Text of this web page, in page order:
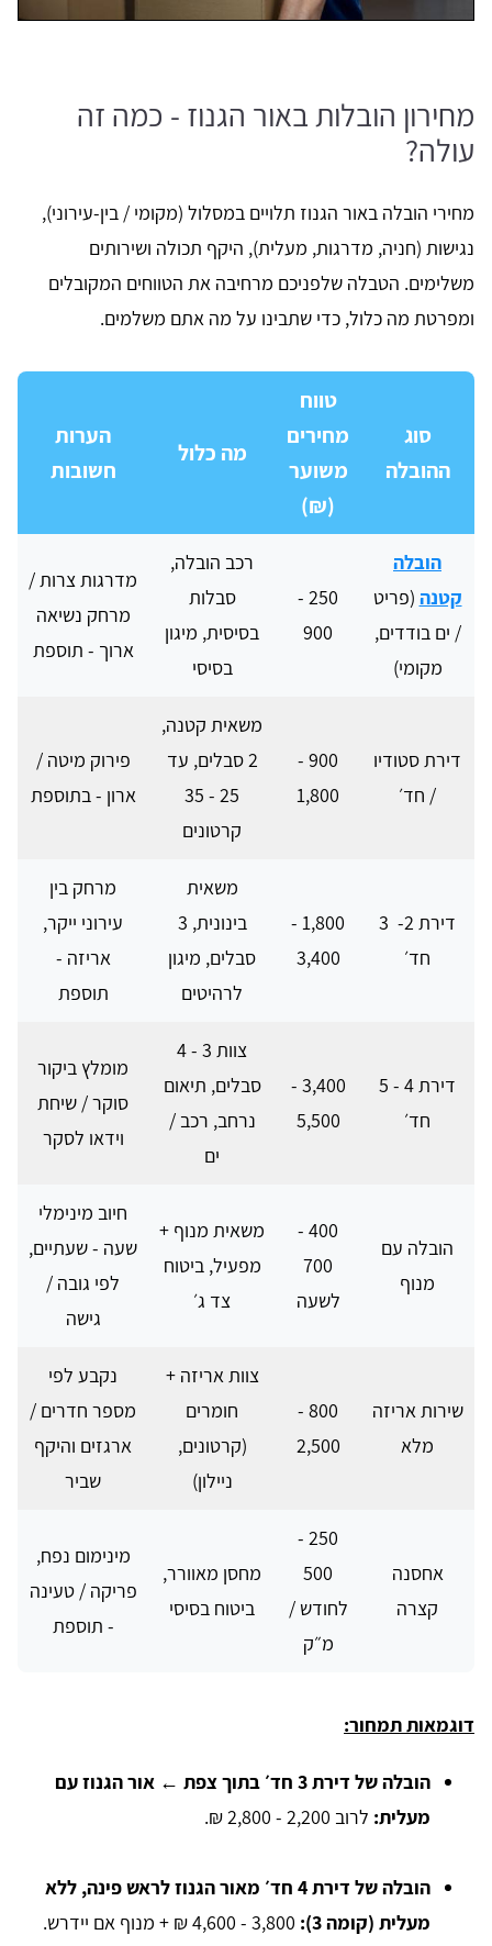
מחירון הובלות באור הגנוז - כמה זה
עולה?
מחירי הובלה באור הגנוז תלויים במסלול (מקומי / בין-עירוני),
נגישות (חניה, מדרגות, מעלית), היקף תכולה ושירותים
משלימים. הטבלה שלפניכם מרחיבה את הטווחים המקובלים
ומפרטת מה כלול, כדי שתבינו על מה אתם משלמים.
סוג
ההובלה
טווח
מחירים
משוער
(₪)
מה כלול
הערות
חשובות
הובלה
קטנה (פריט
/ ים בודדים,
מקומי)
250 -
900
רכב הובלה,
סבלות
בסיסית, מיגון
בסיסי
מדרגות צרות /
מרחק נשיאה
ארוך - תוספת
דירת סטודיו
/ חד׳
900 -
1,800
משאית קטנה,
2 סבלים, עד
25 - 35
קרטונים
פירוק מיטה /
ארון - בתוספת
דירת 2- 3
חד׳
1,800 -
3,400
משאית
בינונית, 3
סבלים, מיגון
לרהיטים
מרחק בין
עירוני ייקר,
אריזה -
תוספת
דירת 4 - 5
חד׳
3,400 -
5,500
צוות 3 - 4
סבלים, תיאום
נרחב, רכב /
ים
מומלץ ביקור
סוקר / שיחת
וידאו לסקר
הובלה עם
מנוף
400 -
700
לשעה
משאית מנוף +
מפעיל, ביטוח
צד ג׳
חיוב מינימלי
שעה - שעתיים,
לפי גובה /
גישה
שירות אריזה
מלא
800 -
2,500
צוות אריזה +
חומרים
(קרטונים,
ניילון)
נקבע לפי
מספר חדרים /
ארגזים והיקף
שביר
אחסנה
קצרה
250 -
500
לחודש /
מ״ק
מחסן מאוורר,
ביטוח בסיסי
מינימום נפח,
פריקה / טעינה
- תוספת
דוגמאות תמחור:
הובלה של דירת 3 חד׳ בתוך צפת ← אור הגנוז עם
מעלית: לרוב 2,200 - 2,800 ₪.
הובלה של דירת 4 חד׳ מאור הגנוז לראש פינה, ללא
מעלית (קומה 3):
3,800 - 4,600 ₪ + מנוף אם יידרש.